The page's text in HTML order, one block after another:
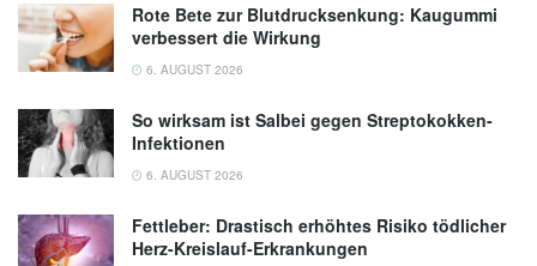
Rote Bete zur Blutdrucksenkung: Kaugummi
verbessert die Wirkung
6. AUGUST 2026
So wirksam ist Salbei gegen Streptokokken-
Infektionen
6. AUGUST 2026
Fettleber: Drastisch erhöhtes Risiko tödlicher
Herz-Kreislauf-Erkrankungen